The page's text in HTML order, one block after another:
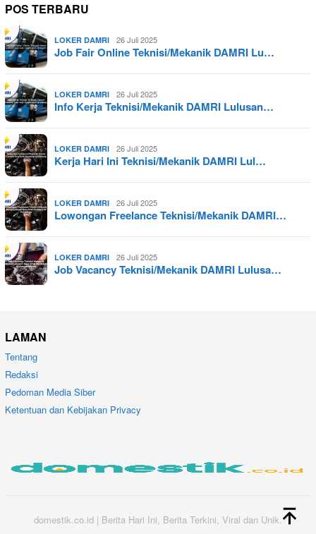
POS TERBARU
LOKER DAMRI 26 Juli 2025
Job Fair Online Teknisi/Mekanik DAMRI Lu…
LOKER DAMRI 26 Juli 2025
Info Kerja Teknisi/Mekanik DAMRI Lulusan…
LOKER DAMRI 26 Juli 2025
Kerja Hari Ini Teknisi/Mekanik DAMRI Lul…
LOKER DAMRI 26 Juli 2025
Lowongan Freelance Teknisi/Mekanik DAMRI…
LOKER DAMRI 26 Juli 2025
Job Vacancy Teknisi/Mekanik DAMRI Lulusa…
LAMAN
Tentang
Redaksi
Pedoman Media Siber
Ketentuan dan Kebijakan Privacy
domestik.co.id | Berita Hari Ini, Berita Terkini, Viral dan Unik.